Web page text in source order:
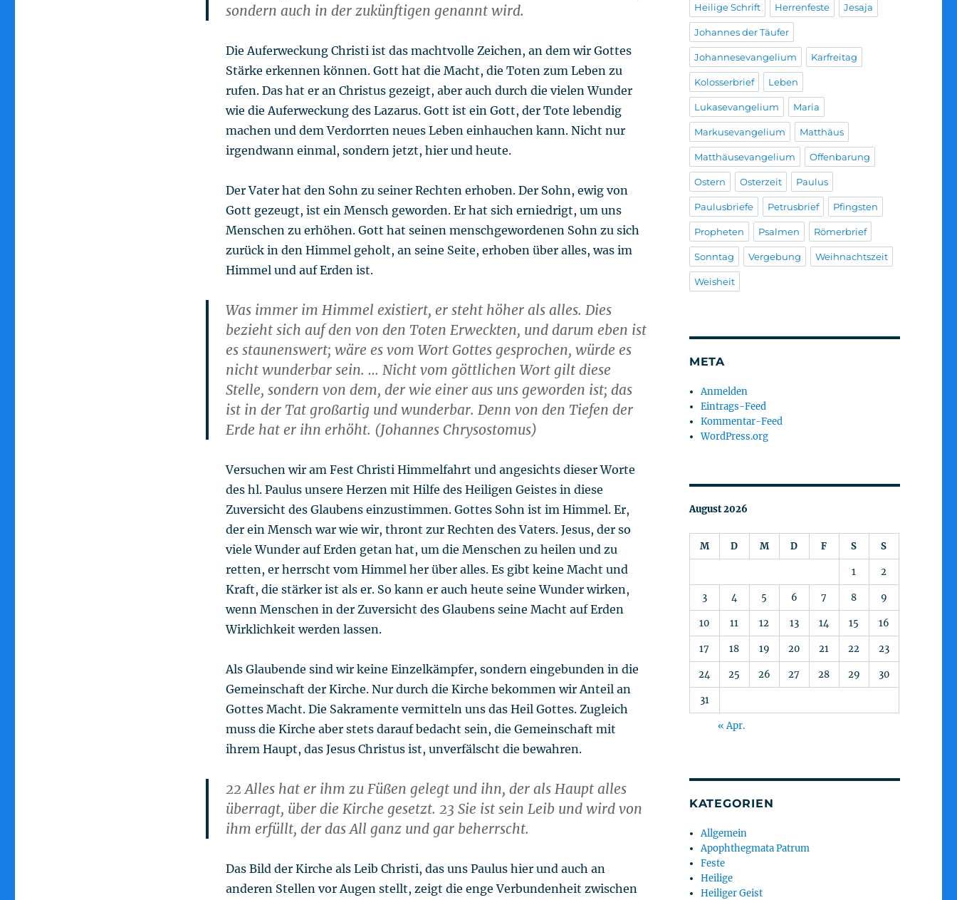
sondern auch in der zukünftigen genannt wird.
Die Auferweckung Christi ist das machtvolle Zeichen, an dem wir Gottes
Stärke erkennen können. Gott hat die Macht, die Toten zum Leben zu
rufen. Das hat er an Christus gezeigt, aber auch durch die vielen Wunder
wie die Auferweckung des Lazarus. Gott ist ein Gott, der Tote lebendig
machen und dem Verdorrten neues Leben einhauchen kann. Nicht nur
irgendwann einmal, sondern jetzt, hier und heute.
Der Vater hat den Sohn zu seiner Rechten erhoben. Der Sohn, ewig von
Gott gezeugt, ist ein Mensch geworden. Er hat sich erniedrigt, um uns
Menschen zu erhöhen. Gott hat seinen menschgewordenen Sohn zu sich
zurück in den Himmel geholt, an seine Seite, erhoben über alles, was im
Himmel und auf Erden ist.
Was immer im Himmel existiert, er steht höher als alles. Dies
bezieht sich auf den von den Toten Erweckten, und darum eben ist
es staunenswert; wäre es vom Wort Gottes gesprochen, würde es
nicht wunderbar sein. … Nicht vom göttlichen Wort gilt diese
Stelle, sondern von dem, der wie einer aus uns geworden ist; das
ist in der Tat großartig und wunderbar. Denn von den Tiefen der
Erde hat er ihn erhöht. (Johannes Chrysostomus)
Versuchen wir am Fest Christi Himmelfahrt und angesichts dieser Worte
des hl. Paulus unsere Herzen mit Hilfe des Heiligen Geistes in diese
Zuversicht des Glaubens einzustimmen. Gottes Sohn ist im Himmel. Er,
der ein Mensch war wie wir, thront zur Rechten des Vaters. Jesus, der so
viele Wunder auf Erden getan hat, um die Menschen zu heilen und zu
retten, er herrscht vom Himmel her über alles. Es gibt keine Macht und
Kraft, die stärker ist als er. So kann er auch heute seine Wunder wirken,
wenn Menschen in der Zuversicht des Glaubens seine Macht auf Erden
Wirklichkeit werden lassen.
Als Glaubende sind wir keine Einzelkämpfer, sondern eingebunden in die
Gemeinschaft der Kirche. Nur durch die Kirche bekommen wir Anteil an
Gottes Macht. Die Sakramente vermitteln uns das Heil Gottes. Zugleich
muss die Kirche aber stets darauf bedacht sein, die Gemeinschaft mit
ihrem Haupt, das Jesus Christus ist, unverfälscht die bewahren.
22 Alles hat er ihm zu Füßen gelegt und ihn, der als Haupt alles
überragt, über die Kirche gesetzt. 23 Sie ist sein Leib und wird von
ihm erfüllt, der das All ganz und gar beherrscht.
Das Bild der Kirche als Leib Christi, das uns Paulus hier und auch an
anderen Stellen vor Augen stellt, zeigt die enge Verbundenheit zwischen
Heilige Schrift Herrenfeste Jesaja
Johannes der Täufer
Johannesevangelium Karfreitag
Kolosserbrief Leben
Lukasevangelium Maria
Markusevangelium Matthäus
Matthäusevangelium Offenbarung
Ostern Osterzeit Paulus
Paulusbriefe Petrusbrief Pfingsten
Propheten Psalmen Römerbrief
Sonntag Vergebung Weihnachtszeit
Weisheit
META
Anmelden
Eintrags-Feed
Kommentar-Feed
WordPress.org
August 2026
M D M D F S S
1 2
3 4 5 6 7 8 9
10 11 12 13 14 15 16
17 18 19 20 21 22 23
24 25 26 27 28 29 30
31
« Apr.
KATEGORIEN
Allgemein
Apophthegmata Patrum
Feste
Heilige
Heiliger Geist